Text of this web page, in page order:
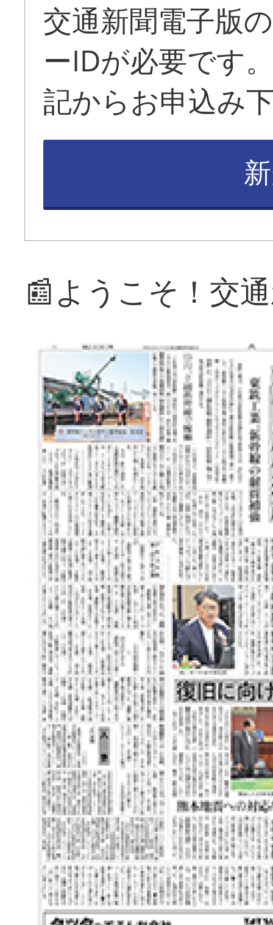
交通新聞電子版
ーIDが必要です
記からお申込み
📰ようこそ！交